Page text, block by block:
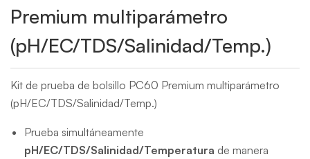
Premium multiparámetro
(pH/EC/TDS/Salinidad/Temp.)
Kit de prueba de bolsillo PC60 Premium multiparámetro
(pH/EC/TDS/Salinidad/Temp.)
Prueba simultáneamente
pH/EC/TDS/Salinidad/Temperatura de manera